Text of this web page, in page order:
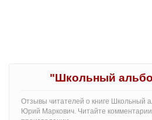
"Школьный
Отзывы читателей о книге Школьный
Юрий Маркович. Читайте